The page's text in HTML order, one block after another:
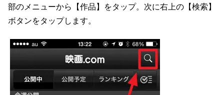
部のメニューから【作品】をタップ。次に右上の【検索】
ボタンをタップします。